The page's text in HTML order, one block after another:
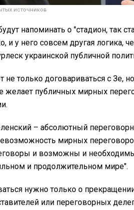
источников
напоминать о "стадион, так
и у него совсем другая логика,
украинской публичной
не только договариваться с Зе,
желает публичных мирных
– абсолютный
мирных
и возможны и
и продолжительном мире".
нужно только о
или переговорных